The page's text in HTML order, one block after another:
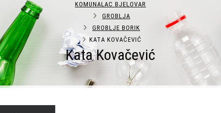
Kata Kovačević
KOMUNALAC BJELOVAR
GROBLJA
GROBLJE BORIK
KATA KOVAČEVIĆ